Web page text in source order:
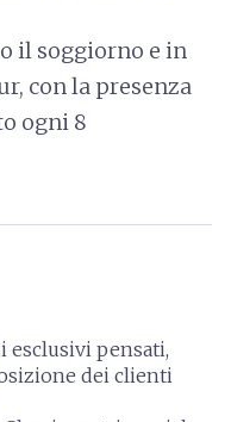
il soggiorno e in
con la presenza
ogni 8
esclusivi pensati,
dei clienti